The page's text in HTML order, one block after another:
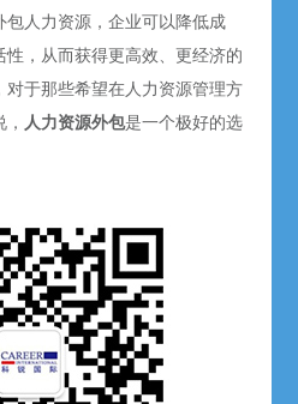
人力资源，企业可以降低成
，从而获得更高效、更经济的
对于那些希望在人力资源管理方
人力资源外包是一个极好的选